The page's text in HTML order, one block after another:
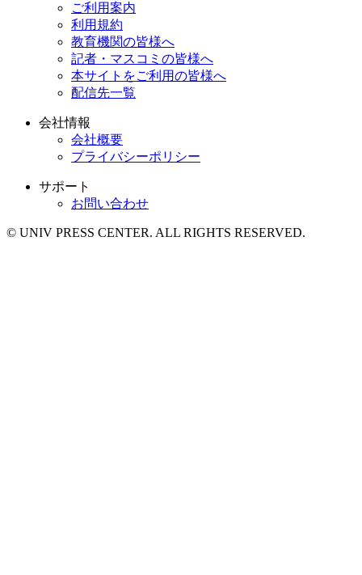
ご利用案内
利用規約
教育機関の皆様へ
記者・マスコミの皆様へ
本サイトをご利用の皆様へ
配信先一覧
会社情報
会社概要
プライバシーポリシー
サポート
お問い合わせ
© UNIV PRESS CENTER. ALL RIGHTS RESERVED.